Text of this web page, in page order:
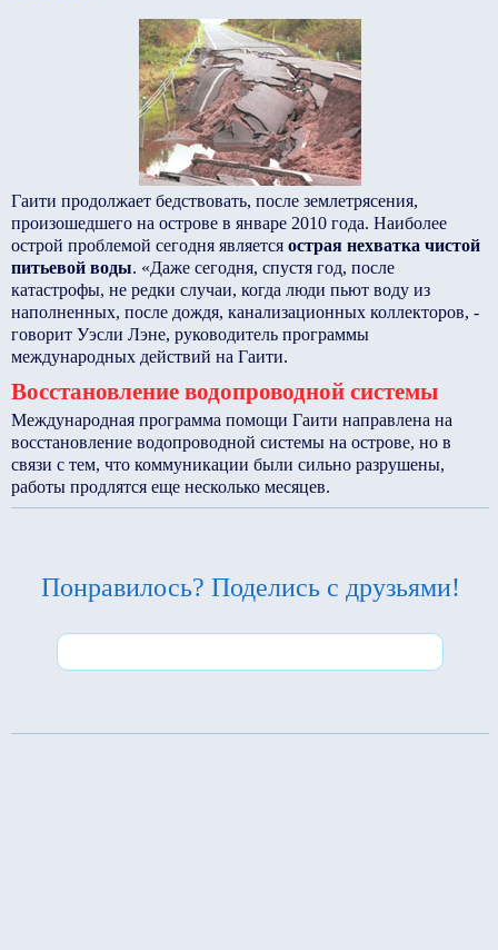
Гаити продолжает бедствовать, после землетрясения,
произошедшего на острове в январе 2010 года. Наиболее
острой проблемой сегодня является острая нехватка чистой
питьевой воды. «Даже сегодня, спустя год, после
катастрофы, не редки случаи, когда люди пьют воду из
наполненных, после дождя, канализационных коллекторов, -
говорит Уэсли Лэне, руководитель программы
международных действий на Гаити.
Восстановление водопроводной системы
Международная программа помощи Гаити направлена на
восстановление водопроводной системы на острове, но в
связи с тем, что коммуникации были сильно разрушены,
работы продлятся еще несколько месяцев.
Понравилось? Поделись с друзьями!